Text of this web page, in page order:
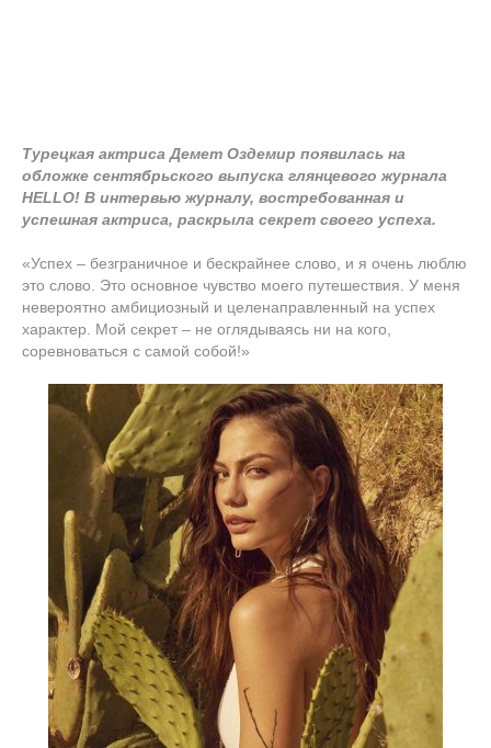
Турецкая актриса Демет Оздемир появилась на
обложке сентябрьского выпуска глянцевого журнала
HELLO! В интервью журналу, востребованная и
успешная актриса, раскрыла секрет своего успеха.
«Успех – безграничное и бескрайнее слово, и я очень люблю
это слово. Это основное чувство моего путешествия. У меня
невероятно амбициозный и целенаправленный на успех
характер. Мой секрет – не оглядываясь ни на кого,
соревноваться с самой собой!»